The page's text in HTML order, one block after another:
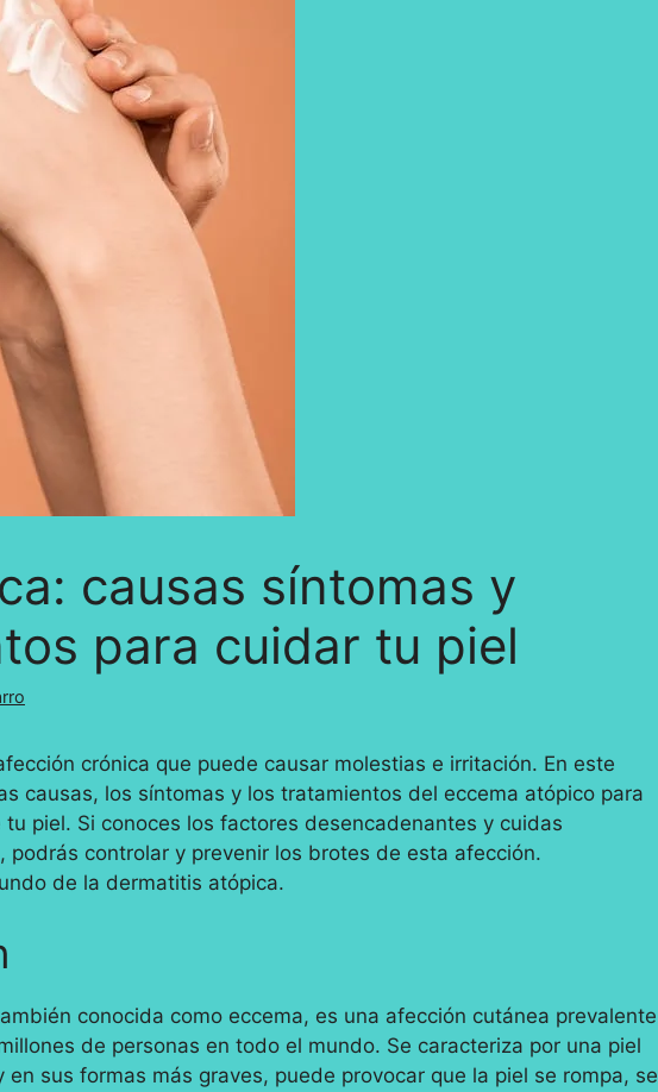
causas síntomas y
para cuidar tu piel
crónica que puede causar molestias e irritación. En este
causas, los síntomas y los tratamientos del eccema atópico para
piel. Si conoces los factores desencadenantes y cuidas
podrás controlar y prevenir los brotes de esta afección.
de la dermatitis atópica.
conocida como eccema, es una afección cutánea prevalente
de personas en todo el mundo. Se caracteriza por una piel
en sus formas más graves, puede provocar que la piel se rompa, se